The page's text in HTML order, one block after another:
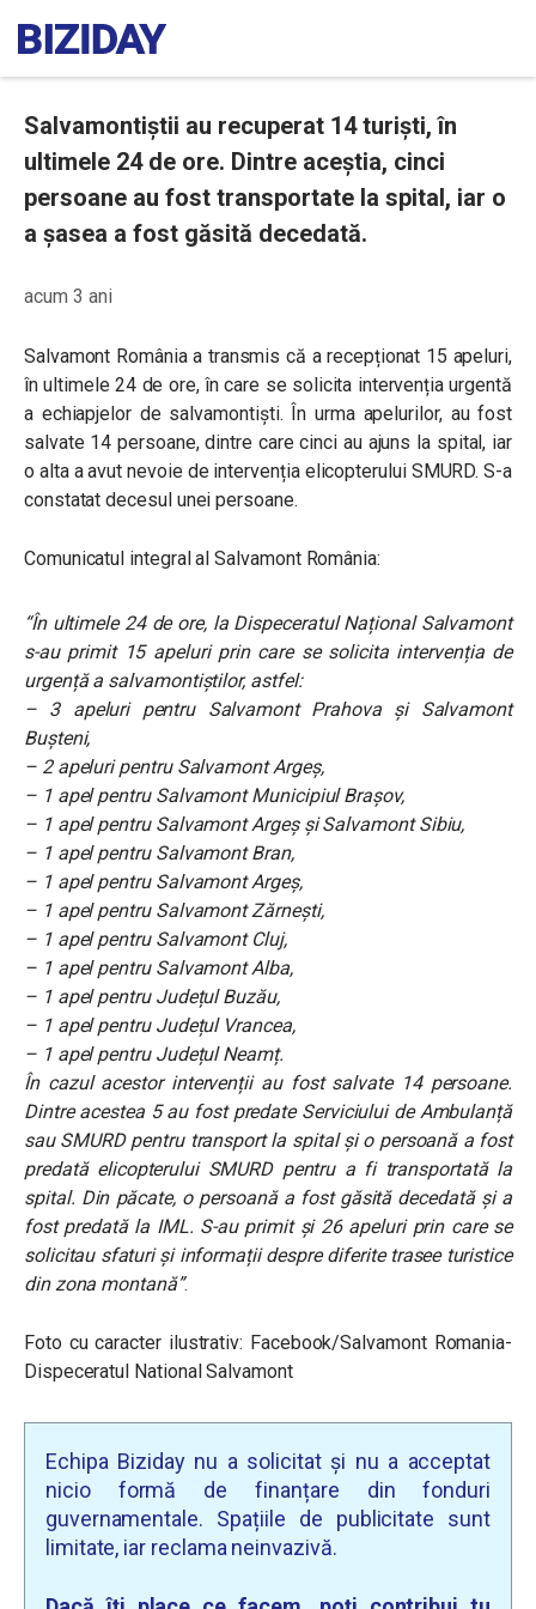
Salvamontiștii au recuperat 14 turiști, în
ultimele 24 de ore. Dintre aceștia, cinci
persoane au fost transportate la spital, iar o
a șasea a fost găsită decedată.
acum 3 ani
Salvamont România a transmis că a recepționat 15 apeluri,
în ultimele 24 de ore, în care se solicita intervenția urgentă
a echiapjelor de salvamontiști. În urma apelurilor, au fost
salvate 14 persoane, dintre care cinci au ajuns la spital, iar
o alta a avut nevoie de intervenția elicopterului SMURD. S-a
constatat decesul unei persoane.
Comunicatul integral al Salvamont România:
“În ultimele 24 de ore, la Dispeceratul Național Salvamont
s-au primit 15 apeluri prin care se solicita intervenția de
urgență a salvamontiștilor, astfel:
– 3 apeluri pentru Salvamont Prahova și Salvamont
Bușteni,
– 2 apeluri pentru Salvamont Argeș,
– 1 apel pentru Salvamont Municipiul Brașov,
– 1 apel pentru Salvamont Argeș și Salvamont Sibiu,
– 1 apel pentru Salvamont Bran,
– 1 apel pentru Salvamont Argeș,
– 1 apel pentru Salvamont Zărnești,
– 1 apel pentru Salvamont Cluj,
– 1 apel pentru Salvamont Alba,
– 1 apel pentru Județul Buzău,
– 1 apel pentru Județul Vrancea,
– 1 apel pentru Județul Neamț.
În cazul acestor intervenții au fost salvate 14 persoane.
Dintre acestea 5 au fost predate Serviciului de Ambulanță
sau SMURD pentru transport la spital și o persoană a fost
predată elicopterului SMURD pentru a fi transportată la
spital. Din păcate, o persoană a fost găsită decedată și a
fost predată la IML. S-au primit și 26 apeluri prin care se
solicitau sfaturi și informații despre diferite trasee turistice
din zona montană”.
Foto cu caracter ilustrativ: Facebook/Salvamont Romania-
Dispeceratul National Salvamont
Echipa Biziday nu a solicitat și nu a acceptat
nicio formă de finanțare din fonduri
guvernamentale. Spațiile de publicitate sunt
limitate, iar reclama neinvazivă.